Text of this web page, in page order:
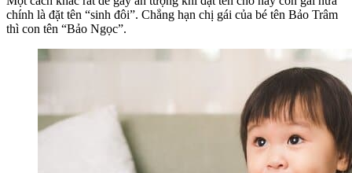
chính là đặt tên “sinh đôi”. Chẳng hạn chị gái của bé tên Bảo Trâm
thì con tên “Bảo Ngọc”.